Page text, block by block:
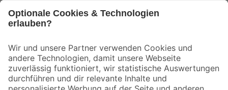
Der toom Newsletter: Keine Angebote und Aktionen mehr verpassen!
Zur Newsletter Anmeldung